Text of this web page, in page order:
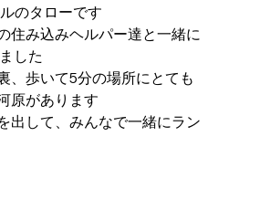
のタローです
住み込みヘルパー達と一緒に
した
、歩いて5分の場所にとても
原があります
出して、みんなで一緒にラン